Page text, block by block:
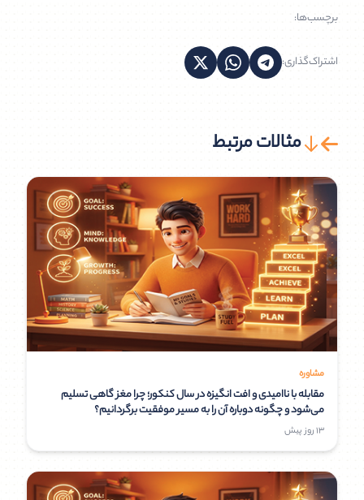
برچسب‌ها:
اشتراک‌گذاری:
مثالات مرتبط
مشاوره
مقابله با ناامیدی و افت انگیزه در سال کنکور؛ چرا مغز گاهی تسلیم
می‌شود و چگونه دوباره آن را به مسیر موفقیت برگردانیم؟
13 روز پیش